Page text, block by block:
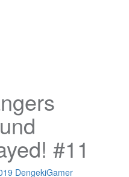
#11
DengekiGamer